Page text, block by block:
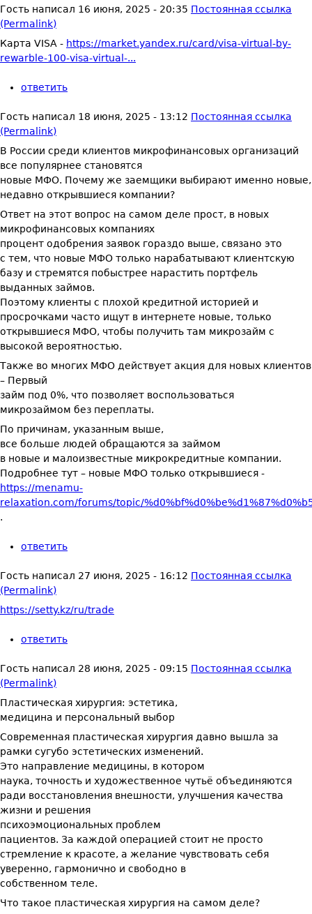
Гость написал 16 июня, 2025 - 20:35 Постоянная ссылка
(Permalink)
Карта VISA - https://market.yandex.ru/card/visa-virtual-by-
rewarble-100-visa-virtual-...
ответить
Гость написал 18 июня, 2025 - 13:12 Постоянная ссылка
(Permalink)
В России среди клиентов микрофинансовых организаций
все популярнее становятся
новые МФО. Почему же заемщики выбирают именно новые,
недавно открывшиеся компании?
Ответ на этот вопрос на самом деле прост, в новых
микрофинансовых компаниях
процент одобрения заявок гораздо выше, связано это
с тем, что новые МФО только нарабатывают клиентскую
базу и стремятся побыстрее нарастить портфель
выданных займов.
Поэтому клиенты с плохой кредитной историей и
просрочками часто ищут в интернете новые, только
открывшиеся МФО, чтобы получить там микрозайм с
высокой вероятностью.
Также во многих МФО действует акция для новых клиентов
– Первый
займ под 0%, что позволяет воспользоваться
микрозаймом без переплаты.
По причинам, указанным выше,
все больше людей обращаются за займом
в новые и малоизвестные микрокредитные компании.
Подробнее тут – новые МФО только открывшиеся -
https://menamu-
relaxation.com/forums/topic/
.
ответить
Гость написал 27 июня, 2025 - 16:12 Постоянная ссылка
(Permalink)
https://setty.kz/ru/trade
ответить
Гость написал 28 июня, 2025 - 09:15 Постоянная ссылка
(Permalink)
Пластическая хирургия: эстетика,
медицина и персональный выбор
Современная пластическая хирургия давно вышла за
рамки сугубо эстетических изменений.
Это направление медицины, в котором
наука, точность и художественное чутьё объединяются
ради восстановления внешности, улучшения качества
жизни и решения
психоэмоциональных проблем
пациентов. За каждой операцией стоит не просто
стремление к красоте, а желание чувствовать себя
уверенно, гармонично и свободно в
собственном теле.
Что такое пластическая хирургия на самом деле?